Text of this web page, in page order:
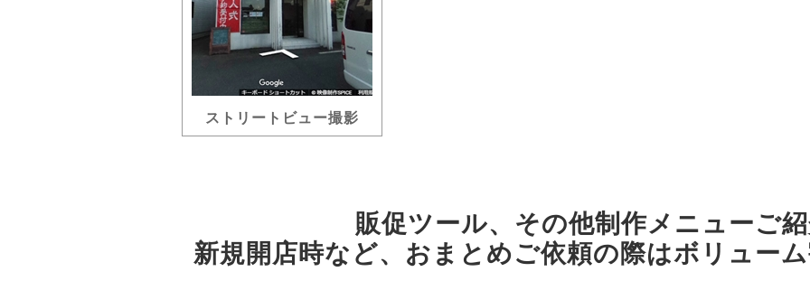
ストリートビュー撮影
販促ツール、その他制作メニューご
新規開店時など、おまとめご依頼の際はボリュー